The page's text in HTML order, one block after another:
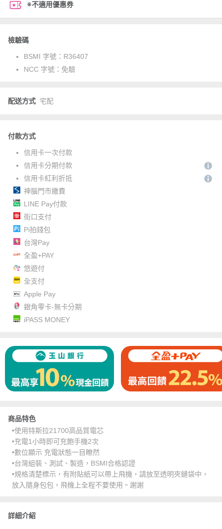
※不適用優惠券
檢驗碼
BSMI 字號： R36407
NCC 字號： 免驗
配送方式 宅配
付款方式
信用卡一次付款
信用卡分期付款
信用卡紅利折抵
神腦門市繳費
LINE Pay付款
街口支付
Pi拍錢包
台灣Pay
全盈+PAY
悠遊付
全支付
Apple Pay
銀角零卡-無卡分期
iPASS MONEY
商品特色
•使用特斯拉21700高品質電芯
•充電1小時即可充飽手機2次
•數位顯示 充電狀態一目瞭然
•台灣組裝、測試、製造，BSMI合格認證
•規格清楚標示，有附貼紙可以帶上飛機，請放至透明夾鏈袋中，
放入隨身包包，飛機上全程不要使用。謝謝
詳細介紹